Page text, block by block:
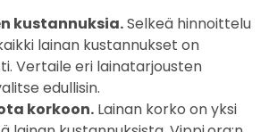
kustannuksia.Selkeä hinnoittelu
lainan kustannukset on
Vertaile eri lainatarjousten
edullisin.
korkoon. Lainan korko on yksi